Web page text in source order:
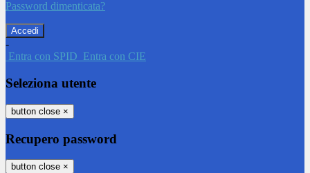
Password dimenticata?
-
Entra con SPID Entra con CIE
Seleziona utente
button close ×
Recupero password
button close ×